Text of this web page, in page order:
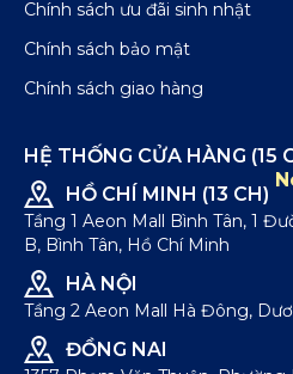
Chính sách ưu đãi sinh nhật
Chính sách bảo mật
Chính sách giao hàng
HỆ THỐNG CỬA HÀNG (15
HỒ CHÍ MINH (13 CH)
Tầng 1 Aeon Mall Bình Tân, 1
B, Bình Tân, Hồ Chí Minh
HÀ NỘI
Tầng 2 Aeon Mall Hà Đông,
ĐỒNG NAI